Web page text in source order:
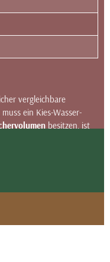
vergleichbare
ein Kies-Wasser-
besitzen, ist
kostengünstiger.
eine hohe Belastbarkeit